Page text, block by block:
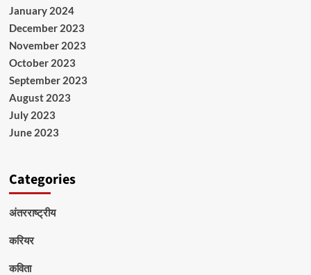
January 2024
December 2023
November 2023
October 2023
September 2023
August 2023
July 2023
June 2023
Categories
अंतरराष्ट्रीय
करियर
कविता